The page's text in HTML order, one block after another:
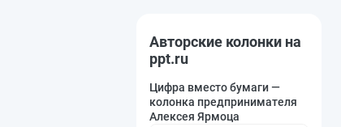
Авторские колонки на
ppt.ru
Цифра вместо бумаги —
колонка предпринимателя
Алексея Ярмоца